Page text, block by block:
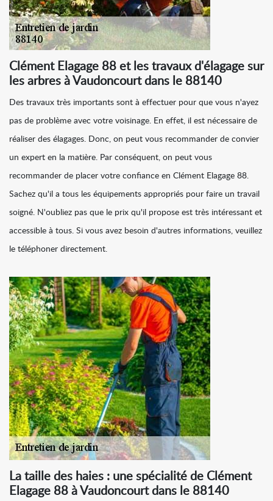
Clément Elagage 88 et les travaux d'élagage sur
les arbres à Vaudoncourt dans le 88140
Des travaux très importants sont à effectuer pour que vous n'ayez
pas de problème avec votre voisinage. En effet, il est nécessaire de
réaliser des élagages. Donc, on peut vous recommander de convier
un expert en la matière. Par conséquent, on peut vous
recommander de placer votre confiance en Clément Elagage 88.
Sachez qu'il a tous les équipements appropriés pour faire un travail
soigné. N'oubliez pas que le prix qu'il propose est très intéressant et
accessible à tous. Si vous avez besoin d'autres informations, veuillez
le téléphoner directement.
La taille des haies : une spécialité de Clément
Elagage 88 à Vaudoncourt dans le 88140